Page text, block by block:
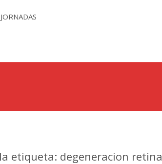
JORNADAS
etiqueta: degeneracion retina